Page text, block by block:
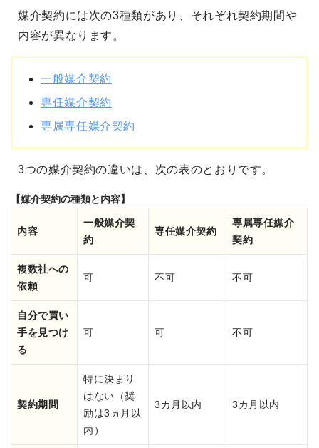
媒介契約には次の3種類があり、それぞれ契約期間や
内容が異なります。
一般媒介契約
専任媒介契約
専属専任媒介契約
3つの媒介契約の違いは、次の表のとおりです。
【媒介契約の種類と内容】
内容
一般媒介契
約
専任媒介契約
専属専任媒介
契約
複数社への
依頼
可 不可 不可
自分で買い
手を見つけ
る
可 可 不可
契約期間
特に決まり
はない （奨
励は3ヵ月以
内）
3カ月以内 3カ月以内